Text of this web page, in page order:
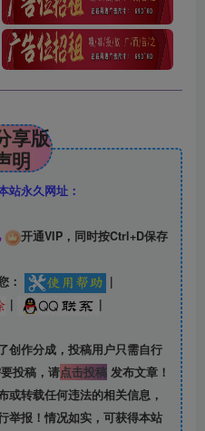
享版
明
永久网址：
开通VIP，同时按Ctrl+D保存
：
|
| |
创作分成，投稿用户只需自行
投稿，请点击投稿发布文章！
或转载任何违法的相关信息，
举报！情况如实，可获得本站